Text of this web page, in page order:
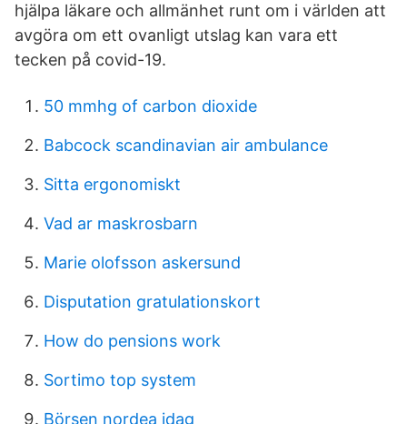
hjälpa läkare och allmänhet runt om i världen att
avgöra om ett ovanligt utslag kan vara ett
tecken på covid-19.
50 mmhg of carbon dioxide
Babcock scandinavian air ambulance
Sitta ergonomiskt
Vad ar maskrosbarn
Marie olofsson askersund
Disputation gratulationskort
How do pensions work
Sortimo top system
Börsen nordea idag